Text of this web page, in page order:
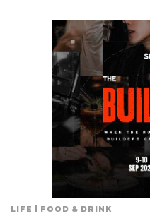
LIFE | FOOD & DRINK